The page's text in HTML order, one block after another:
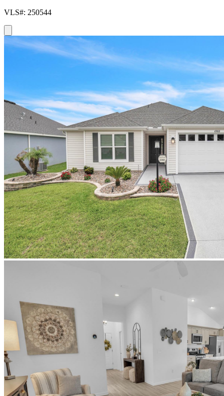
VLS#: 250544